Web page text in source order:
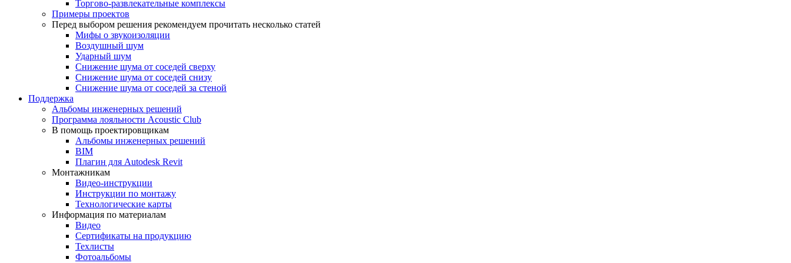
Торгово-развлекательные комплексы
Примеры проектов
Перед выбором решения рекомендуем прочитать несколько статей
Мифы о звукоизоляции
Воздушный шум
Ударный шум
Снижение шума от соседей сверху
Снижение шума от соседей снизу
Снижение шума от соседей за стеной
Поддержка
Альбомы инженерных решений
Программа лояльности Acoustic Club
В помощь проектировщикам
Альбомы инженерных решений
BIM
Плагин для Autodesk Revit
Монтажникам
Видео-инструкции
Инструкции по монтажу
Технологические карты
Информация по материалам
Видео
Сертификаты на продукцию
Техлисты
Фотоальбомы